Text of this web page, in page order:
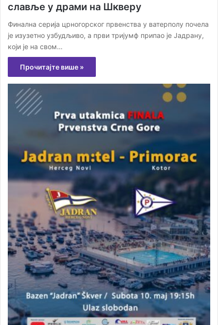
славље у драми на Шкверу
Финална серија црногорског првенства у ватерполу почела
је изузетно узбудљиво, а први тријумф припао је Јадрану,
који је на свом…
Прочитајте више »